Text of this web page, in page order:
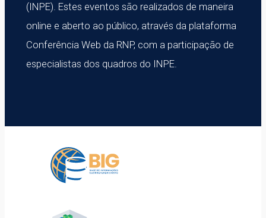
(INPE). Estes eventos são realizados de maneira
online e aberto ao público, através da plataforma
Conferência Web da RNP, com a participação de
especialistas dos quadros do INPE.